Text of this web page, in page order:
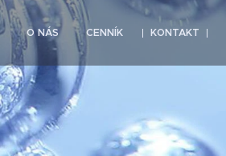
O NÁS CENNÍK KONTAKT